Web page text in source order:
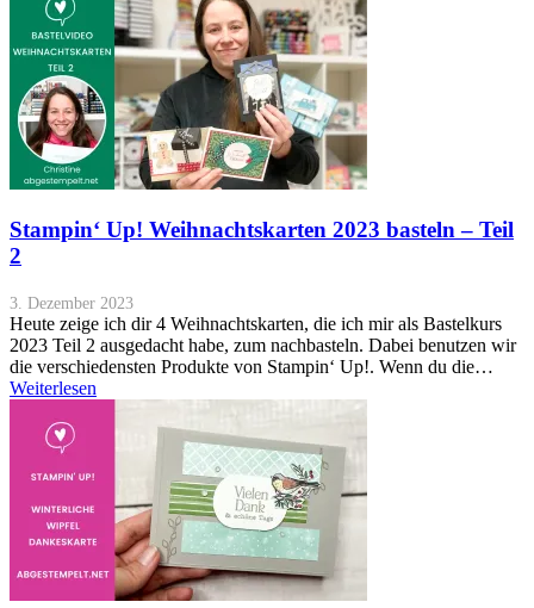
Stampin‘ Up! Weihnachtskarten 2023 basteln – Teil
2
3. Dezember 2023
Heute zeige ich dir 4 Weihnachtskarten, die ich mir als Bastelkurs
2023 Teil 2 ausgedacht habe, zum nachbasteln. Dabei benutzen wir
die verschiedensten Produkte von Stampin‘ Up!. Wenn du die…
Weiterlesen